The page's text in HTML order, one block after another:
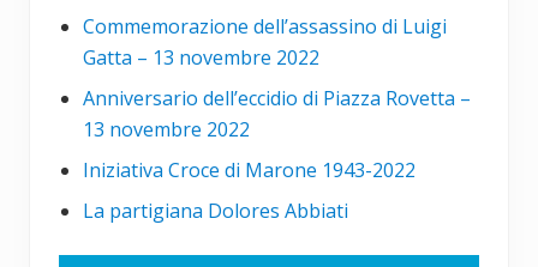
Commemorazione dell’assassino di Luigi
Gatta – 13 novembre 2022
Anniversario dell’eccidio di Piazza Rovetta –
13 novembre 2022
Iniziativa Croce di Marone 1943-2022
La partigiana Dolores Abbiati